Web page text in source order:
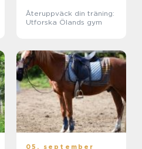
Återuppväck din träning:
Utforska Ölands gym
05. september